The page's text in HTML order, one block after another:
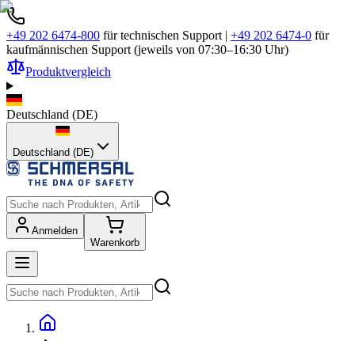
+49 202 6474-800 für technischen Support | +49 202 6474-0 für
kaufmännischen Support (jeweils von 07:30–16:30 Uhr)
Produktvergleich
Deutschland (DE)
Deutschland (DE)
Anmelden
Warenkorb